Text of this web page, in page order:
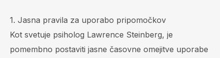
1. Jasna pravila za uporabo pripomočkov
Kot svetuje psiholog Lawrence Steinberg, je
pomembno postaviti jasne časovne omejitve uporabe